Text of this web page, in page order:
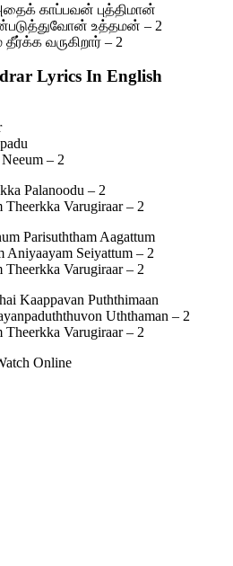
காப்பவன் புத்திமான்
உத்தமன் – 2
தீர்க்க வருகிறார் – 2
Lyrics In English
– 2
Palanoodu – 2
Varugiraar – 2
Parisuththam Aagattum
Aniyaayam Seiyattum – 2
Varugiraar – 2
Kaappavan Puththimaan
Uththaman – 2
Varugiraar – 2
Online